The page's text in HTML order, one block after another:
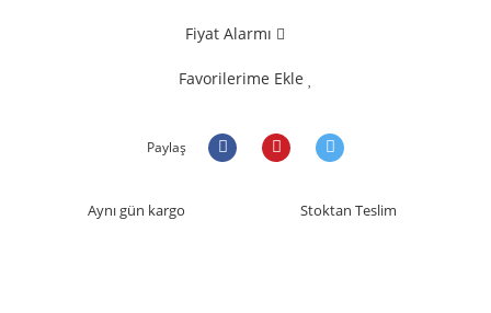
Fiyat Alarmı
Favorilerime Ekle
Paylaş
Aynı gün kargo Stoktan Teslim